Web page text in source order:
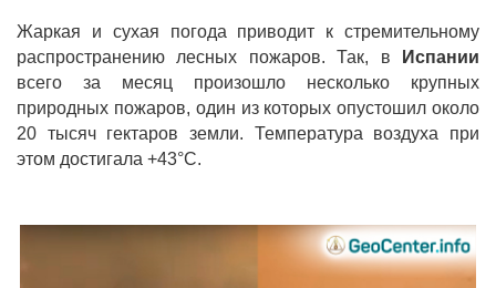
Жаркая и сухая погода приводит к стремительному
распространению лесных пожаров. Так, в
Испании
всего за месяц произошло несколько крупных
природных пожаров, один из которых опустошил около
20 тысяч гектаров земли. Температура воздуха при
этом достигала +43°С.